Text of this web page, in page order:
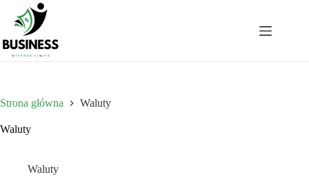
Przejdź
treści
Strona główna Waluty
Waluty
Waluty